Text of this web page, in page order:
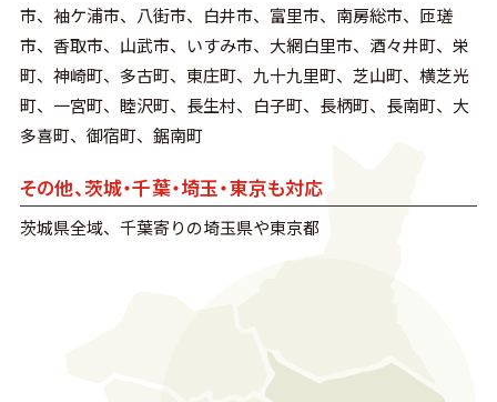
市、袖ケ浦市、八街市、白井市、富里市、南房総市、匝瑳
市、香取市、山武市、いすみ市、大網白里市、酒々井町、栄
町、神崎町、多古町、東庄町、九十九里町、芝山町、横芝光
町、一宮町、睦沢町、長生村、白子町、長柄町、長南町、大
多喜町、御宿町、鋸南町
その他、茨城・千葉・埼玉・東京も対応
茨城県全域、千葉寄りの埼玉県や東京都